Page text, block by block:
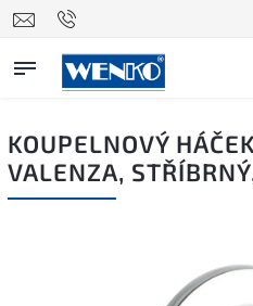
KOUPELNOVÝ
VALENZA,